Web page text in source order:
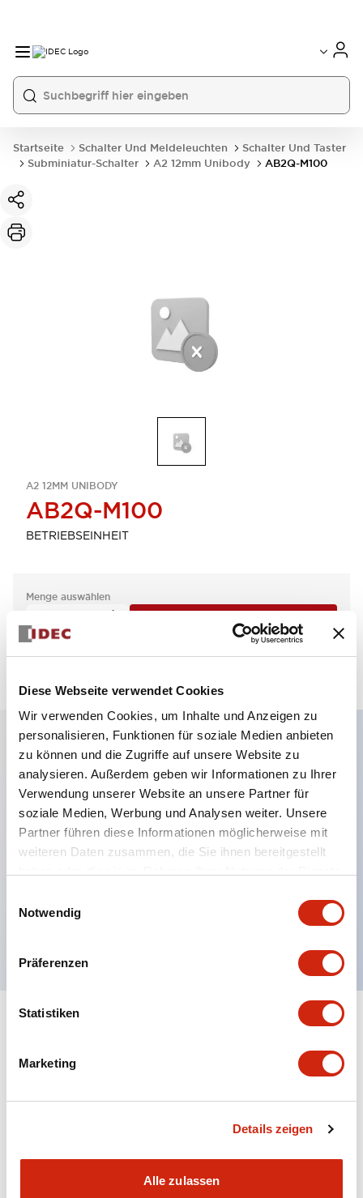
Diese Webseite verwendet Cookies
Wir verwenden Cookies, um Inhalte und Anzeigen zu
personalisieren, Funktionen für soziale Medien anbieten
zu können und die Zugriffe auf unsere Website zu
analysieren. Außerdem geben wir Informationen zu Ihrer
Verwendung unserer Website an unsere Partner für
soziale Medien, Werbung und Analysen weiter. Unsere
Partner führen diese Informationen möglicherweise mit
weiteren Daten zusammen, die Sie ihnen bereitgestellt
Notwendig
Präferenzen
Statistiken
Marketing
Details zeigen
Alle zulassen
Startseite Schalter Und Meldeleuchten
Schalter Und Taster
Subminiatur-Schalter
A2 12mm Unibody AB2Q-M100
A2 12MM UNIBODY
AB2Q-M100
BETRIEBSEINHEIT
Menge auswählen
zum Zitat hinzufügen
Hauptmerkmale
Schutzart IP40 und IP65 komplett (IEC 60529)
Verbesserte Bedienbarkeit durch
Rückwärtsterminal-System, flache Anschlussfläche
von 22 mm.
A Series Catalog
.PDF498.62KB